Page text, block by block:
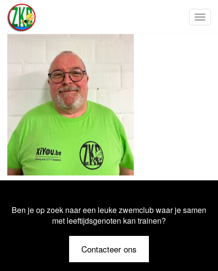
Ben je op zoek naar een leuke zwemclub waar je samen
met leeftijdsgenoten kan trainen?
Contacteer ons